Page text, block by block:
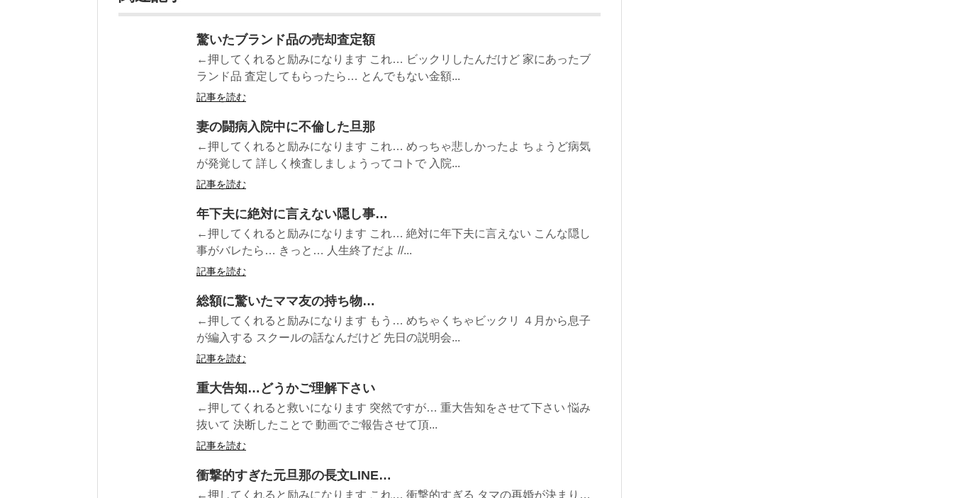
驚いたブランド品の売却査定額
←押してくれると励みになります これ… ビックリしたんだけど 家にあったブ
ランド品 査定してもらったら… とんでもない金額...
記事を読む
妻の闘病入院中に不倫した旦那
←押してくれると励みになります これ… めっちゃ悲しかったよ ちょうど病気
が発覚して 詳しく検査しましょうってコトで 入院...
記事を読む
年下夫に絶対に言えない隠し事…
←押してくれると励みになります これ… 絶対に年下夫に言えない こんな隠し
事がバレたら… きっと… 人生終了だよ //...
記事を読む
総額に驚いたママ友の持ち物…
←押してくれると励みになります もう… めちゃくちゃビックリ ４月から息子
が編入する スクールの話なんだけど 先日の説明会...
記事を読む
重大告知…どうかご理解下さい
←押してくれると救いになります 突然ですが… 重大告知をさせて下さい 悩み
抜いて 決断したことで 動画でご報告させて頂...
記事を読む
衝撃的すぎた元旦那の長文LINE…
←押してくれると励みになります これ… 衝撃的すぎる タマの再婚が決まり…